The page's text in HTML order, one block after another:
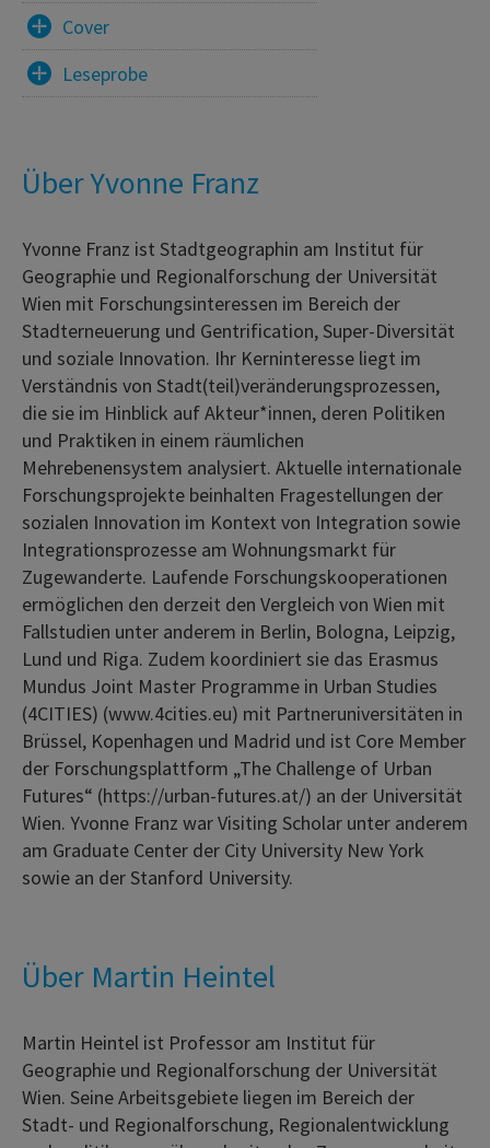
Cover
Leseprobe
Über Yvonne Franz
Yvonne Franz ist Stadtgeographin am Institut für
Geographie und Regionalforschung der Universität
Wien mit Forschungsinteressen im Bereich der
Stadterneuerung und Gentrification, Super-Diversität
und soziale Innovation. Ihr Kerninteresse liegt im
Verständnis von Stadt(teil)veränderungsprozessen,
die sie im Hinblick auf Akteur*innen, deren Politiken
und Praktiken in einem räumlichen
Mehrebenensystem analysiert. Aktuelle internationale
Forschungsprojekte beinhalten Fragestellungen der
sozialen Innovation im Kontext von Integration sowie
Integrationsprozesse am Wohnungsmarkt für
Zugewanderte. Laufende Forschungskooperationen
ermöglichen den derzeit den Vergleich von Wien mit
Fallstudien unter anderem in Berlin, Bologna, Leipzig,
Lund und Riga. Zudem koordiniert sie das Erasmus
Mundus Joint Master Programme in Urban Studies
(4CITIES) (www.4cities.eu) mit Partneruniversitäten in
Brüssel, Kopenhagen und Madrid und ist Core Member
der Forschungsplattform „The Challenge of Urban
Futures“ (https://urban-futures.at/) an der Universität
Wien. Yvonne Franz war Visiting Scholar unter anderem
am Graduate Center der City University New York
sowie an der Stanford University.
Über Martin Heintel
Martin Heintel ist Professor am Institut für
Geographie und Regionalforschung der Universität
Wien. Seine Arbeitsgebiete liegen im Bereich der
Stadt- und Regionalforschung, Regionalentwicklung